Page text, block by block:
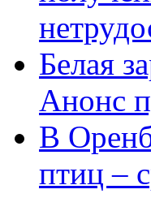
Белая
Анонс
В
птиц –